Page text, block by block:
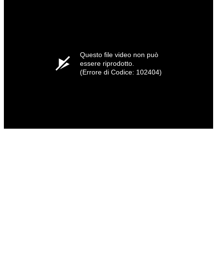
Questo file video non può
essere riprodotto.
(Errore di Codice: 102404)